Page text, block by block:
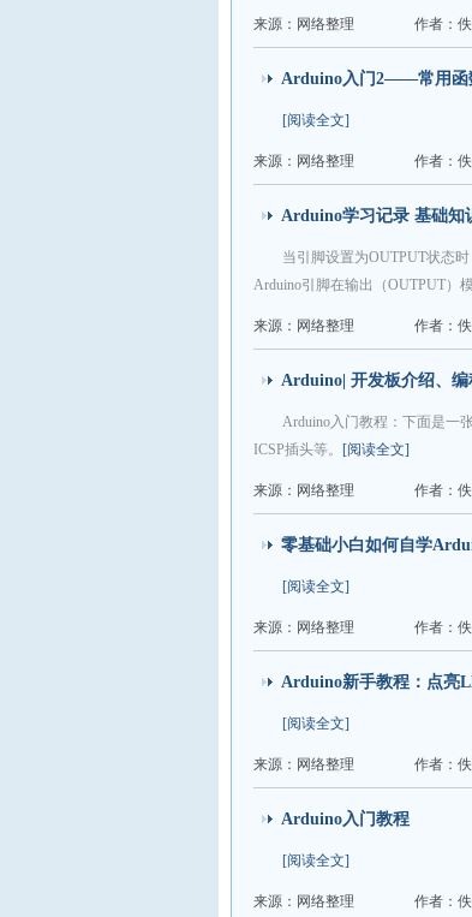
来源：网络整理 作者：
Arduino入门2——常用函
[阅读全文]
来源：网络整理 作者：
Arduino学习记录 基础知
当引脚设置为OUTPUT状态
Arduino引脚在输出（OUTPUT）
来源：网络整理 作者：
Arduino| 开发板介绍、
Arduino入门教程：下面是一
ICSP插头等。 [阅读全文]
来源：网络整理 作者：
零基础小白如何自学
[阅读全文]
来源：网络整理 作者：
Arduino新手教程：点亮
[阅读全文]
来源：网络整理 作者：
Arduino入门教程
[阅读全文]
来源：网络整理 作者：